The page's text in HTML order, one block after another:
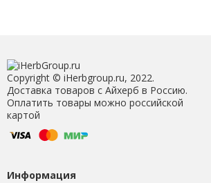
Copyright © iHerbgroup.ru, 2022.
Доставка товаров с Айхерб в Россию.
Оплатить товары можно российской
картой
Информация